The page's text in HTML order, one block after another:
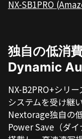
NX-SB1PRO
独自の低消
Dynamic
NX-B2PRO+シリ
システムを受け継
Nextorage独自の
Power Save（ダ